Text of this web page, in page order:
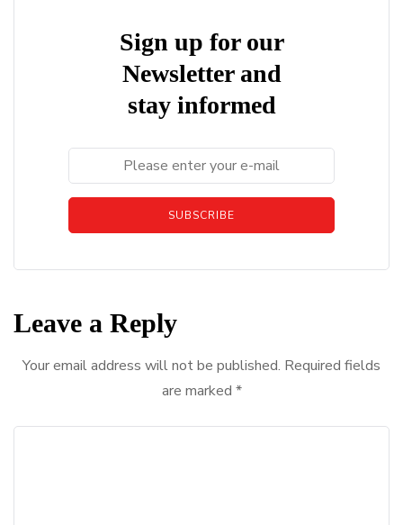
Sign up for our
Newsletter and
stay informed
SUBSCRIBE
Leave a Reply
Your email address will not be published. Required fields
are marked *